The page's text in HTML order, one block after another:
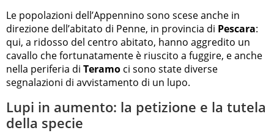
Le popolazioni dell’Appennino sono scese anche in
direzione dell’abitato di Penne, in provincia di Pescara:
qui, a ridosso del centro abitato, hanno aggredito un
cavallo che fortunatamente è riuscito a fuggire, e anche
nella periferia di Teramo ci sono state diverse
segnalazioni di avvistamento di un lupo.
Lupi in aumento: la petizione e la tutela
della specie